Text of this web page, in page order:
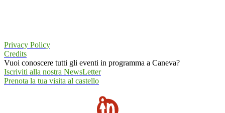
Privacy Policy
Credits
Vuoi conoscere tutti gli eventi in programma a Caneva?
Iscriviti alla nostra NewsLetter
Prenota la tua visita al castello